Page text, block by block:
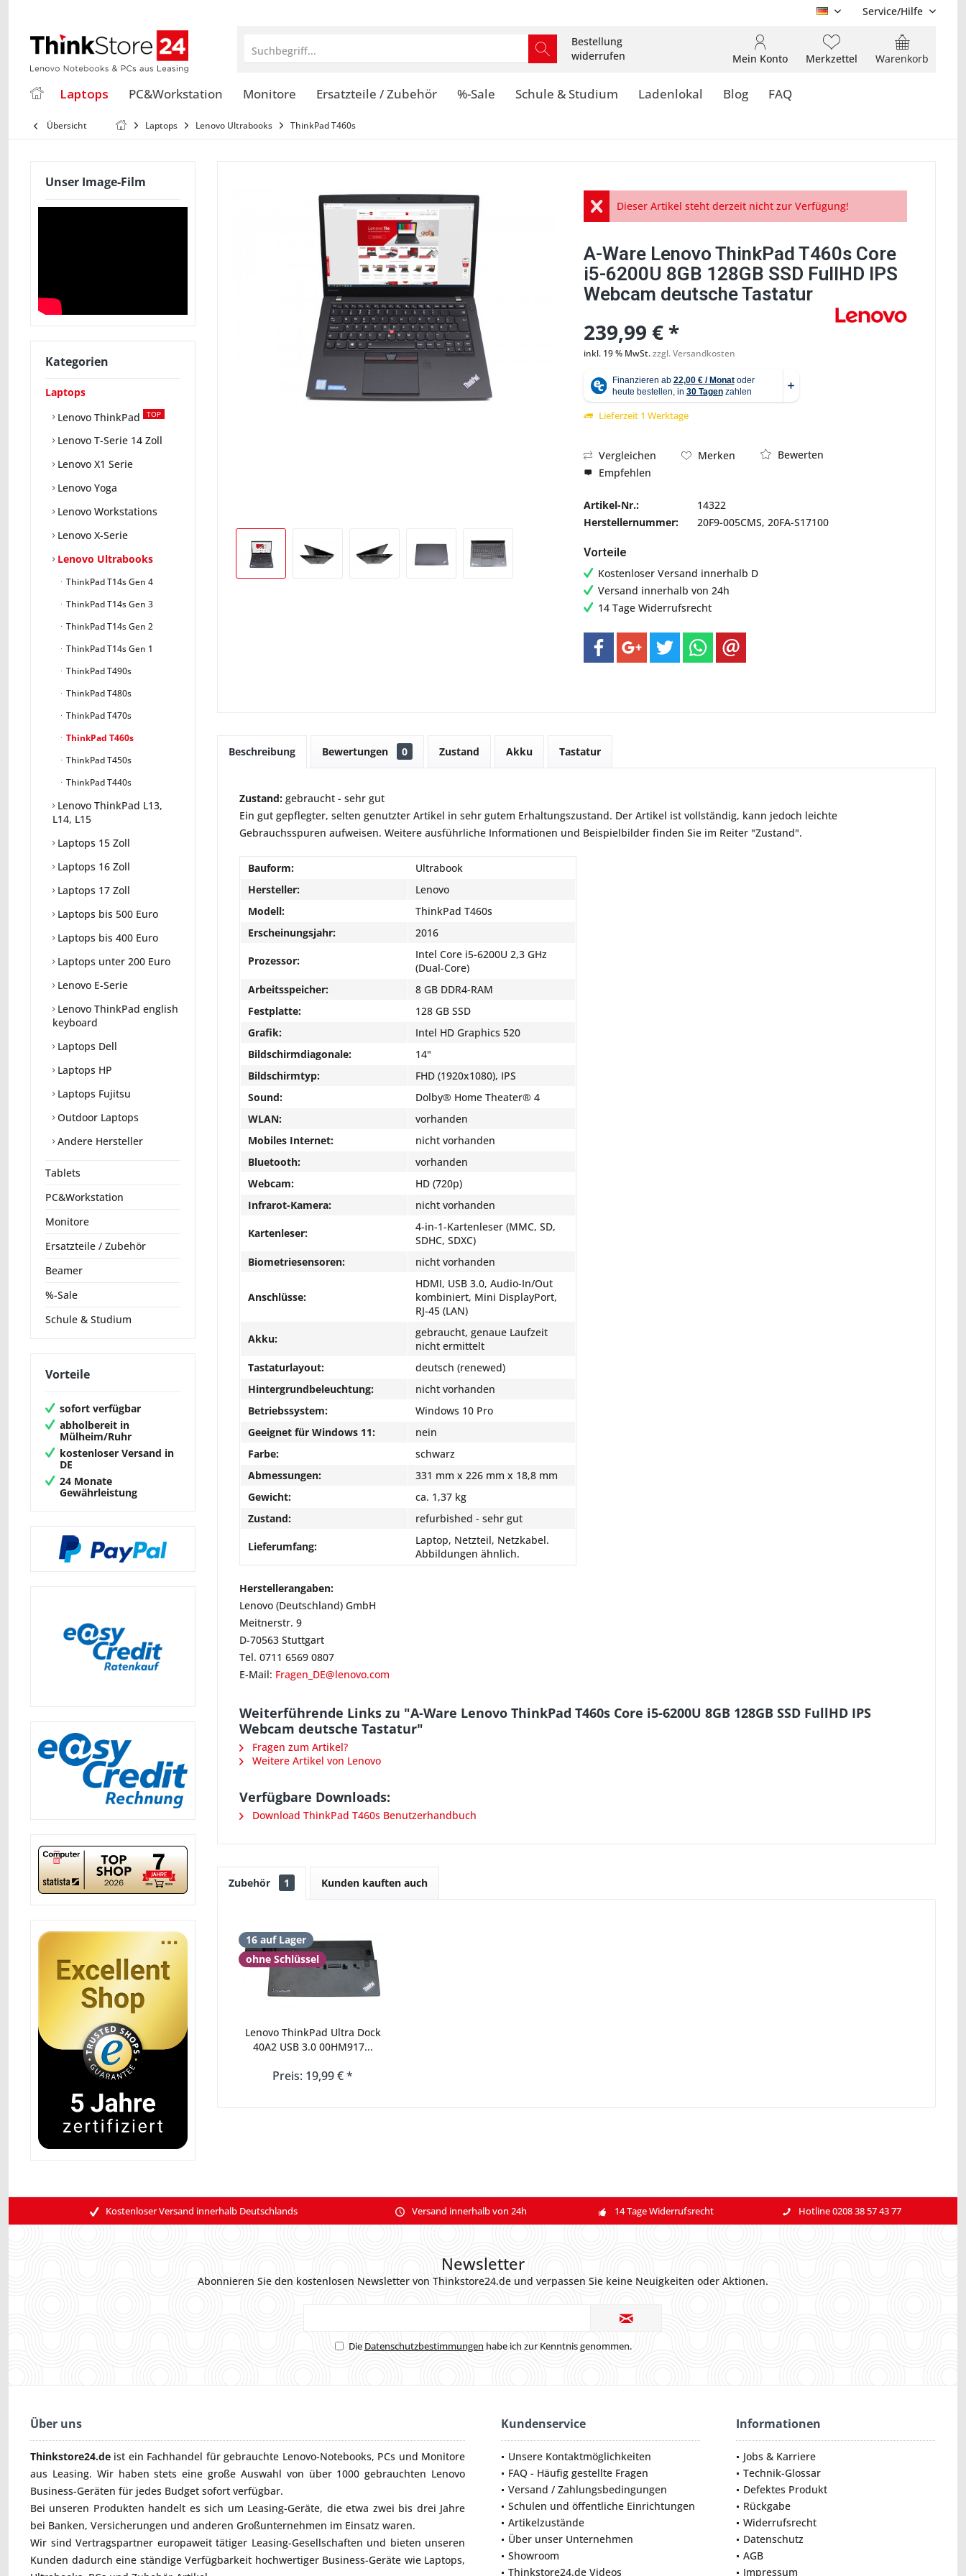
DE Service/Hilfe
Suchbegriff...
Bestellung
widerrufen
Warenkorb
Merkzettel
Mein Konto
Laptops PC&Workstation Monitore Ersatzteile / Zubehör %-Sale Schule & Studium Ladenlokal Blog FAQ
Übersicht Laptops Lenovo Ultrabooks ThinkPad T460s
Unser Image-Film
Kategorien
Laptops
Lenovo ThinkPad
TOP
Lenovo T-Serie 14 Zoll
Lenovo X1 Serie
Lenovo Yoga
Lenovo Workstations
Lenovo X-Serie
Lenovo Ultrabooks
ThinkPad T14s Gen 4
ThinkPad T14s Gen 3
ThinkPad T14s Gen 2
ThinkPad T14s Gen 1
ThinkPad T490s
ThinkPad T480s
ThinkPad T470s
ThinkPad T460s
ThinkPad T450s
ThinkPad T440s
Lenovo ThinkPad L13,
L14, L15
Laptops 15 Zoll
Laptops 16 Zoll
Laptops 17 Zoll
Laptops bis 500 Euro
Laptops bis 400 Euro
Laptops unter 200 Euro
Lenovo E-Serie
Lenovo ThinkPad english
keyboard
Laptops Dell
Laptops HP
Laptops Fujitsu
Outdoor Laptops
Andere Hersteller
Tablets
PC&Workstation
Monitore
Ersatzteile / Zubehör
Beamer
%-Sale
Schule & Studium
Vorteile
sofort verfügbar
abholbereit in
Mülheim/Ruhr
kostenloser Versand in
DE
24 Monate
Gewährleistung
Abbildung ähnlich
Dieser Artikel steht derzeit nicht zur Verfügung!
A-Ware Lenovo ThinkPad T460s Core
i5-6200U 8GB 128GB SSD FullHD IPS
Webcam deutsche Tastatur
239,99 € *
inkl. 19 % MwSt.zzgl. Versandkosten
Lieferzeit 1 Werktage
Vergleichen Merken
Bewerten
Empfehlen
Artikel-Nr.:
14322
Herstellernummer:
20F9-005CMS, 20FA-S17100
Vorteile
Kostenloser Versand innerhalb D
Versand innerhalb von 24h
14 Tage Widerrufsrecht
Beschreibung Bewertungen 0 Zustand Akku Tastatur
Zustand: gebraucht - sehr gut
Ein gut gepflegter, selten genutzter Artikel in sehr gutem Erhaltungszustand. Der Artikel ist vollständig, kann jedoch leichte
Gebrauchsspuren aufweisen. Weitere ausführliche Informationen und Beispielbilder finden Sie im Reiter "Zustand".
Bauform:
Ultrabook
Hersteller:
Lenovo
Modell:
ThinkPad T460s
Erscheinungsjahr:
2016
Prozessor:
Intel Core i5-6200U 2,3 GHz
(Dual-Core)
Arbeitsspeicher:
8 GB DDR4-RAM
Festplatte:
128 GB SSD
Grafik:
Intel HD Graphics 520
Bildschirmdiagonale:
14"
Bildschirmtyp:
FHD (1920x1080), IPS
Sound:
Dolby® Home Theater® 4
WLAN:
vorhanden
Mobiles Internet:
nicht vorhanden
Bluetooth:
vorhanden
Webcam:
HD (720p)
Infrarot-Kamera:
nicht vorhanden
Kartenleser:
4-in-1-Kartenleser (MMC, SD,
SDHC, SDXC)
Biometriesensoren:
nicht vorhanden
Anschlüsse:
HDMI, USB 3.0, Audio-In/Out
kombiniert, Mini DisplayPort,
RJ-45 (LAN)
Akku:
gebraucht, genaue Laufzeit
nicht ermittelt
Tastaturlayout:
deutsch (renewed)
Hintergrundbeleuchtung:
nicht vorhanden
Betriebssystem:
Windows 10 Pro
Geeignet für Windows 11:
nein
Farbe:
schwarz
Abmessungen:
331 mm x 226 mm x 18,8 mm
Gewicht:
ca. 1,37 kg
Zustand:
refurbished - sehr gut
Lieferumfang:
Laptop, Netzteil, Netzkabel.
Abbildungen ähnlich.
Herstellerangaben:
Lenovo (Deutschland) GmbH
Meitnerstr. 9
D-70563 Stuttgart
Tel. 0711 6569 0807
E-Mail: Fragen_DE@lenovo.com
Weiterführende Links zu "A-Ware Lenovo ThinkPad T460s Core i5-6200U 8GB 128GB SSD FullHD IPS
Webcam deutsche Tastatur"
Fragen zum Artikel?
Weitere Artikel von Lenovo
Verfügbare Downloads:
Download ThinkPad T460s Benutzerhandbuch
Zubehör 1 Kunden kauften auch
16 auf Lager
ohne Schlüssel
Lenovo ThinkPad Ultra Dock
40A2 USB 3.0 00HM917...
Preis: 19,99 € *
Kostenloser Versand innerhalb Deutschlands Versand innerhalb von 24h 14 Tage Widerrufsrecht Hotline 0208 38 57 43 77
Newsletter
Abonnieren Sie den kostenlosen Newsletter von Thinkstore24.de und verpassen Sie keine Neuigkeiten oder Aktionen.
Die Datenschutzbestimmungen habe ich zur Kenntnis genommen.
Über uns
Thinkstore24.de ist ein Fachhandel für gebrauchte Lenovo-Notebooks, PCs und Monitore
aus Leasing. Wir haben stets eine große Auswahl von über 1000 gebrauchten Lenovo
Business-Geräten für jedes Budget sofort verfügbar.
Bei unseren Produkten handelt es sich um Leasing-Geräte, die etwa zwei bis drei Jahre
bei Banken, Versicherungen und anderen Großunternehmen im Einsatz waren.
Wir sind Vertragspartner europaweit tätiger Leasing-Gesellschaften und bieten unseren
Kunden dadurch eine ständige Verfügbarkeit hochwertiger Business-Geräte wie Laptops,
Kundenservice
Unsere Kontaktmöglichkeiten
FAQ - Häufig gestellte Fragen
Versand / Zahlungsbedingungen
Schulen und öffentliche Einrichtungen
Artikelzustände
Über unser Unternehmen
Showroom
Thinkstore24.de Videos
Informationen
Jobs & Karriere
Technik-Glossar
Defektes Produkt
Rückgabe
Widerrufsrecht
Datenschutz
AGB
Impressum